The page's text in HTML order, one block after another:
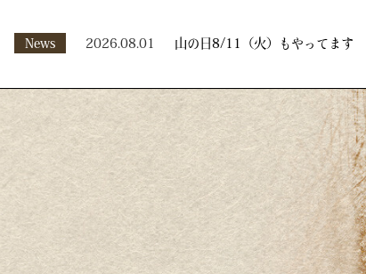
News 2026.08.01 山の日8/11（火）もやってます